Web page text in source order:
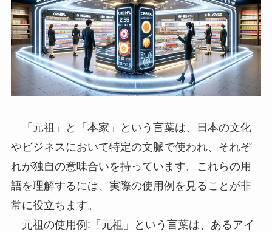
「元祖」と「本家」という言葉は、日本の文化
やビジネスにおいて特定の文脈で使われ、それぞ
れが独自の意味合いを持っています。これらの用
語を理解するには、実際の使用例を見ることが非
常に役立ちます。
元祖の使用例:「元祖」という言葉は、あるアイ